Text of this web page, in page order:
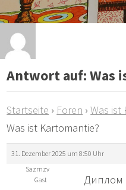
Antwort auf: Was
Startseite › Foren › Was ist
Was ist Kartomantie?
31. Dezember 2025 um 8:50 Uhr
Sazrnzv
Gast
Диплом